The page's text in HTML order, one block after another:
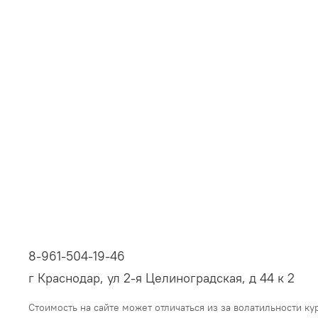
8-961-504-19-46
г Краснодар, ул 2-я Целиноградская, д 44 к 2
Стоимость на сайте может отличаться из за волатильности